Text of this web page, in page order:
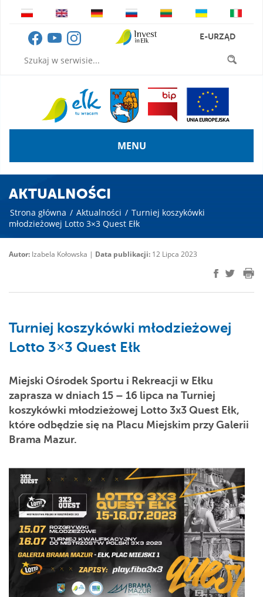
E-URZĄD
MENU
AKTUALNOŚCI
Strona główna / Aktualności / Turniej koszykówki
młodzieżowej Lotto 3×3 Quest Ełk
Autor: Izabela Kołowska | Data publikacji: 12 Lipca 2023
Turniej koszykówki młodzieżowej
Lotto 3×3 Quest Ełk
Miejski Ośrodek Sportu i Rekreacji w Ełku
zaprasza w dniach 15 – 16 lipca na Turniej
koszykówki młodzieżowej Lotto 3x3 Quest Ełk,
które odbędzie się na Placu Miejskim przy Galerii
Brama Mazur.